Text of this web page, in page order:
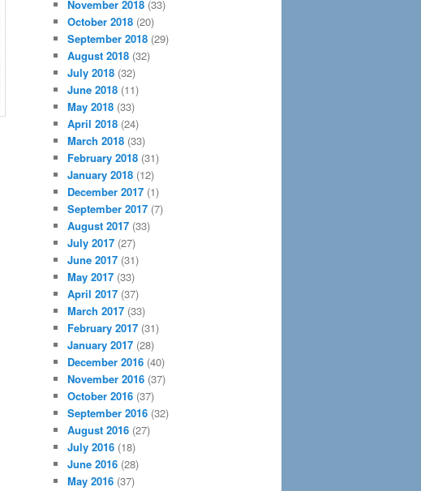
November 2018 (33)
October 2018 (20)
September 2018 (29)
August 2018 (32)
July 2018 (32)
June 2018 (11)
May 2018 (33)
April 2018 (24)
March 2018 (33)
February 2018 (31)
January 2018 (12)
December 2017 (1)
September 2017 (7)
August 2017 (33)
July 2017 (27)
June 2017 (31)
May 2017 (33)
April 2017 (37)
March 2017 (33)
February 2017 (31)
January 2017 (28)
December 2016 (40)
November 2016 (37)
October 2016 (37)
September 2016 (32)
August 2016 (27)
July 2016 (18)
June 2016 (28)
May 2016 (37)